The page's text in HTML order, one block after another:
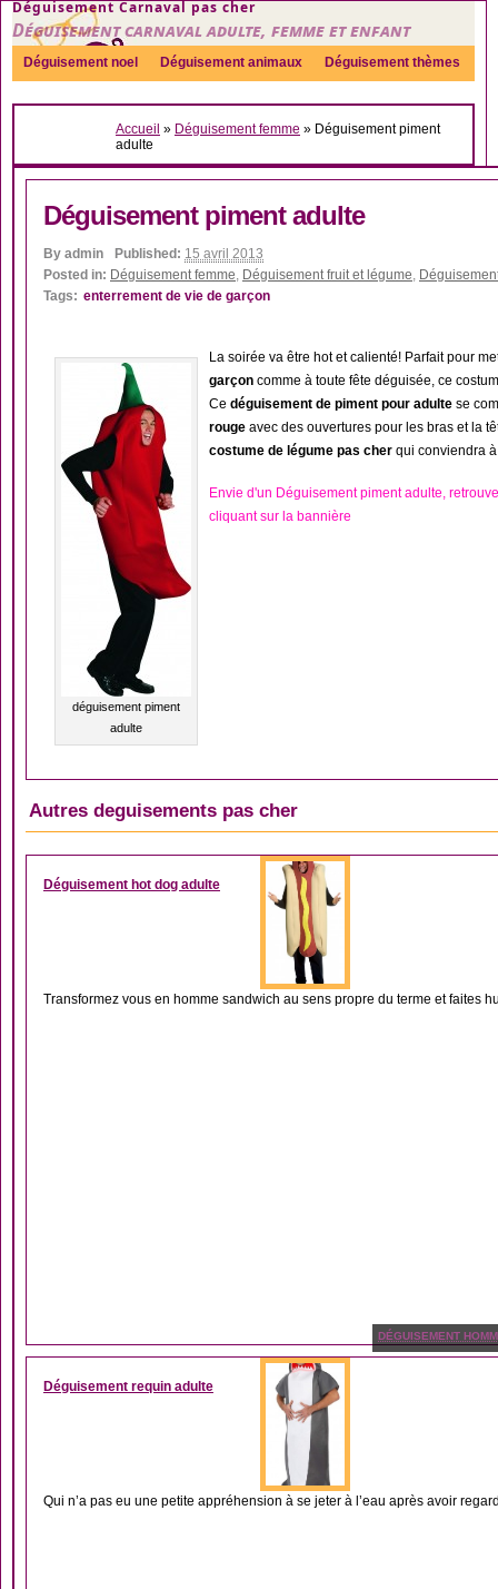
Déguisement Carnaval pas cher
Déguisement carnaval adulte, femme et enfant
Déguisement noel Déguisement animaux Déguisement thèmes
Sexy Déguisement couple Déguisements par genre Idées
Accueil » Déguisement femme » Déguisement piment
adulte
Déguisement piment adulte
By admin Published: 15 avril 2013
Posted in: Déguisement femme, Déguisement fruit et légume,
Tags: enterrement de vie de garçon
déguisement piment
adulte
La soirée va être hot et calienté! Parfait pour
garçon comme à toute fête déguisée, ce
Ce déguisement de piment pour adulte se
rouge avec des ouvertures pour les bras et la
costume de légume pas cher qui conviendra
Envie d'un Déguisement piment adulte,
cliquant sur la bannière
Autres deguisements pas cher
DÉGUISEMENT
Déguisement hot dog adulte
Transformez vous en homme sandwich au sens propre du terme et faites
DÉGUISEMENT
Déguisement requin adulte
Qui n’a pas eu une petite appréhension à se jeter à l’eau après avoir